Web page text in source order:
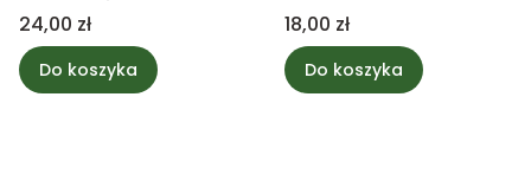
Cena
24,00 zł
Do koszyka
Cena
18,00 zł
Do koszyka